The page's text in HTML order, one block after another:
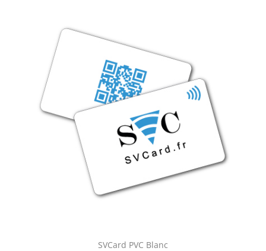
SVCard PVC Blanc